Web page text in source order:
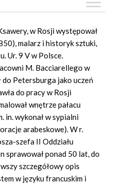
w Rosji występował
malarz i historyk sztuki,
Ur. 9 V w Polsce.
M. Bacciarellego w
do Petersburga jako uczeń
do pracy w Rosji
wnętrze pałacu
in. wykonał w sypialni
arabeskowe). W r.
szefa II Oddziału
sprawował ponad 50 lat, do
szczegółowy opis
w języku francuskim i